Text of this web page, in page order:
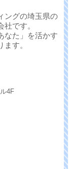
ングの埼玉県の
です。
なた」を活かす
す。
4F